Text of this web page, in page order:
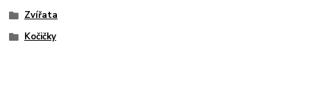
Zvířata
Kočičky